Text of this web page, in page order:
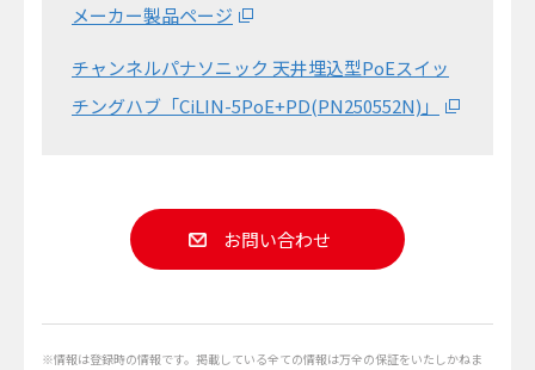
メーカー製品ページ
チャンネルパナソニック 天井埋込型PoEスイッ
チングハブ「CiLIN-5PoE+PD(PN250552N)」
お問い合わせ
※情報は登録時の情報です。掲載している全ての情報は万全の保証をいたしかねま